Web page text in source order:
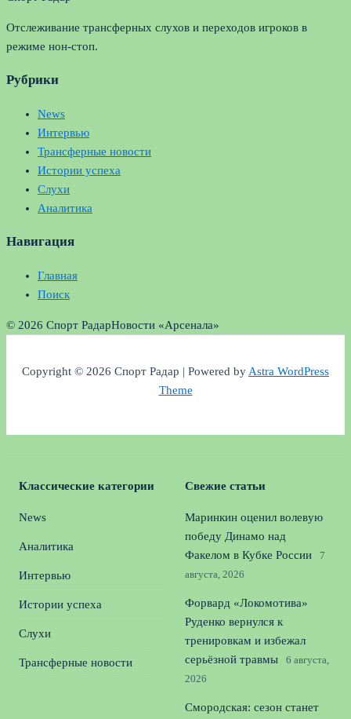
Отслеживание трансферных слухов и переходов игроков в
режиме нон-стоп.
Рубрики
News
Интервью
Трансферные новости
Истории успеха
Слухи
Аналитика
Навигация
Главная
Поиск
© 2026 Спорт РадарНовости «Арсенала»
Copyright © 2026 Спорт Радар | Powered byAstra WordPress
Theme
Классические категории
News
Аналитика
Интервью
Истории успеха
Слухи
Трансферные новости
Свежие статьи
Маринкин оценил волевую
победу Динамо над
Факелом в Кубке России
7
августа, 2026
Форвард «Локомотива»
Руденко вернулся к
тренировкам и избежал
серьёзной травмы
6 августа,
2026
Смородская: сезон станет